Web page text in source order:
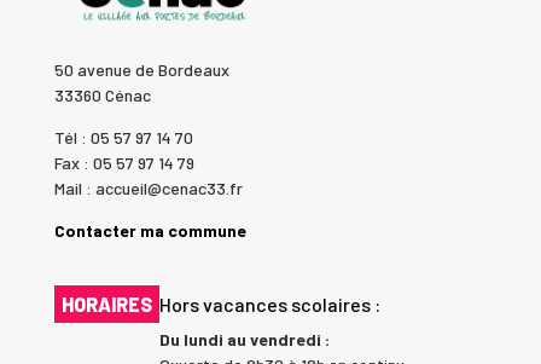
50 avenue de Bordeaux
33360 Cénac
Tél : 05 57 97 14 70
Fax : 05 57 97 14 79
Mail : accueil@cenac33.fr
Contacter ma commune
HORAIRES Hors vacances scolaires :
Du lundi au vendredi :